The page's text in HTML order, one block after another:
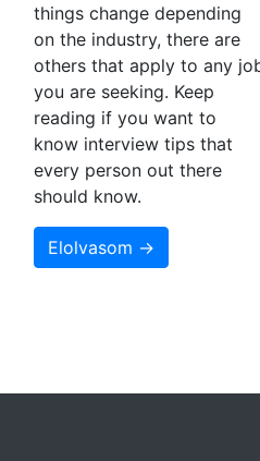
things change depending
on the industry, there are
others that apply to any
you are seeking. Keep
reading if you want to
know interview tips that
every person out there
should know.
Elolvasom →